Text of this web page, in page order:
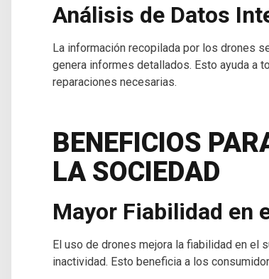
Análisis de Datos
La información recopilada por los drones
genera informes detallados. Esto ayuda a
reparaciones necesarias.
BENEFICIOS
LA SOCIEDAD
Mayor Fiabilidad en
El uso de drones mejora la fiabilidad en el
inactividad. Esto beneficia a los